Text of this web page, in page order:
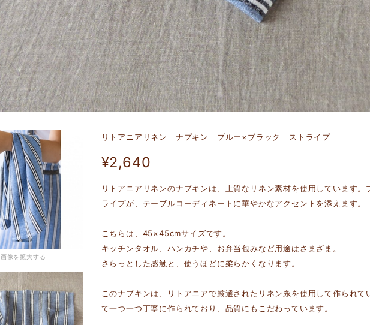
画像を拡大する
リトアニアリネン ナプキン ブルー×ブラック ストライプ
¥2,640
リトアニアリネンのナプキンは、上質なリネン素材を使用しています。
ライプが、テーブルコーディネートに華やかなアクセントを添えます。
こちらは、45×45cmサイズです。
キッチンタオル、ハンカチや、お弁当包みなど用途はさまざま。
さらっとした感触と、使うほどに柔らかくなります。
このナプキンは、リトアニアで厳選されたリネン糸を使用して作られて
て一つ一つ丁寧に作られており、品質にもこだわっています。